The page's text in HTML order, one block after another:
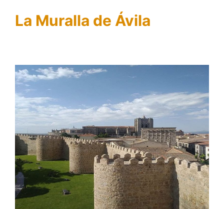
La Muralla de Ávila